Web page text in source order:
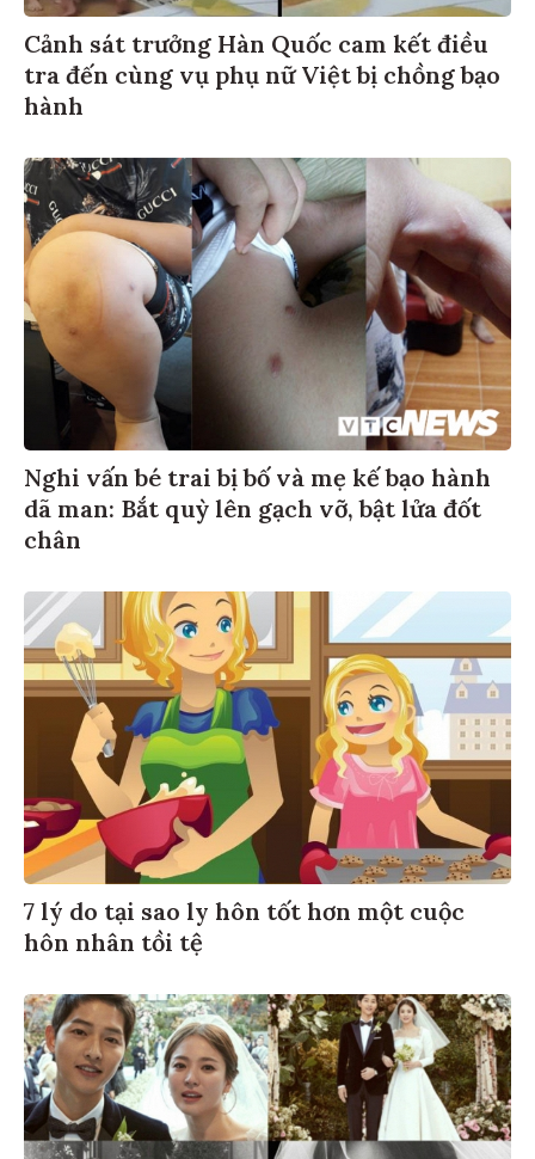
Cảnh sát trưởng Hàn Quốc cam kết điều
tra đến cùng vụ phụ nữ Việt bị chồng bạo
hành
Nghi vấn bé trai bị bố và mẹ kế bạo hành
dã man: Bắt quỳ lên gạch vỡ, bật lửa đốt
chân
7 lý do tại sao ly hôn tốt hơn một cuộc
hôn nhân tồi tệ